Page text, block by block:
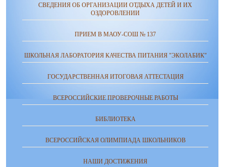
СВЕДЕНИЯ ОБ ОРГАНИЗАЦИИ ОТДЫХА ДЕТЕЙ И ИХ
ОЗДОРОВЛЕНИИ
ПРИЕМ В МАОУ-СОШ № 137
ШКОЛЬНАЯ ЛАБОРАТОРИЯ КАЧЕСТВА ПИТАНИЯ "ЭКОЛАБИК"
ГОСУДАРСТВЕННАЯ ИТОГОВАЯ АТТЕСТАЦИЯ
ВСЕРОССИЙСКИЕ ПРОВЕРОЧНЫЕ РАБОТЫ
БИБЛИОТЕКА
ВСЕРОССИЙСКАЯ ОЛИМПИАДА ШКОЛЬНИКОВ
НАШИ ДОСТИЖЕНИЯ